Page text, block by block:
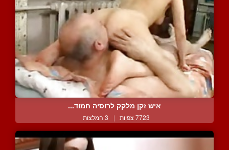
איש זקן מלקק לרוסיה חמוד...
7723 צפיות | 3 המלצות